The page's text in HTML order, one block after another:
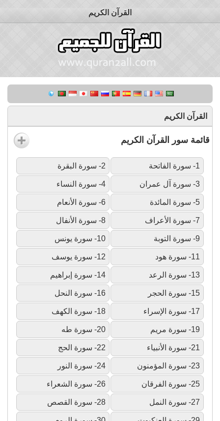
القرآن الكريم
القرآن الكريم
قائمة سور القرآن الكريم
1- سورة الفاتحة 2- سورة البقرة
3- سورة آل عمران 4- سورة النساء
5- سورة المائدة 6- سورة الأنعام
7- سورة الأعراف 8- سورة الأنفال
9- سورة التوبة 10- سورة يونس
11- سورة هود 12- سورة يوسف
13- سورة الرعد 14- سورة إبراهيم
15- سورة الحجر 16- سورة النحل
17- سورة الإسراء 18- سورة الكهف
19- سورة مريم 20- سورة طه
21- سورة الأنبياء 22- سورة الحج
23- سورة المؤمنون 24- سورة النور
25- سورة الفرقان 26- سورة الشعراء
27- سورة النمل 28- سورة القصص